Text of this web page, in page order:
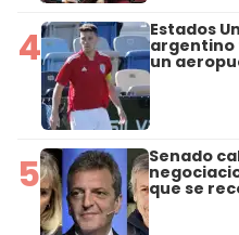
4 Estados
argentino
un
5 Senado
que se